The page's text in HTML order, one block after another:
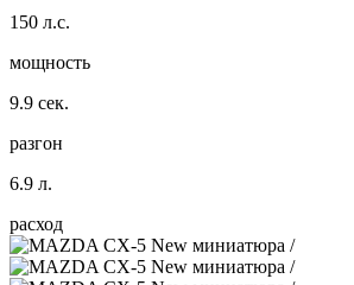
150 л.с.
мощность
9.9 сек.
разгон
6.9 л.
расход